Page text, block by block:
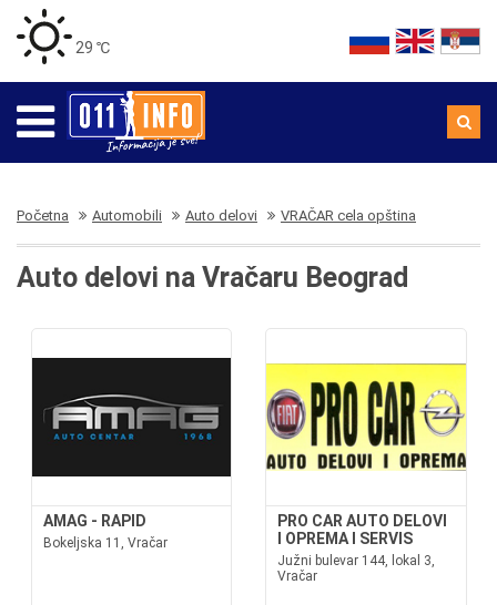
29 ℃
Početna Automobili Auto delovi VRAČAR cela opština
Auto delovi na Vračaru Beograd
AMAG - RAPID
Bokeljska 11, Vračar
PRO CAR AUTO DELOVI
I OPREMA I SERVIS
Južni bulevar 144, lokal 3,
Vračar